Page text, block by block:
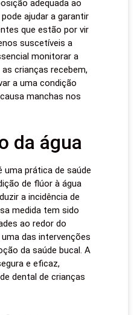
adequada ao
ajudar a garantir
que estão por vir
suscetíveis a
monitorar a
crianças recebem,
a uma condição
manchas nos
da água
uma prática de saúde
de flúor à água
a incidência de
medida tem sido
ao redor do
das intervenções
da saúde bucal. A
e eficaz,
dental de crianças